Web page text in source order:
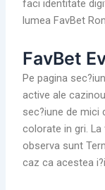
faci identitate
lumea FavBet
FavBet
Pe pagina
active ale
sec?iune de mici
colorate in gri.
observa sunt
caz ca acestea